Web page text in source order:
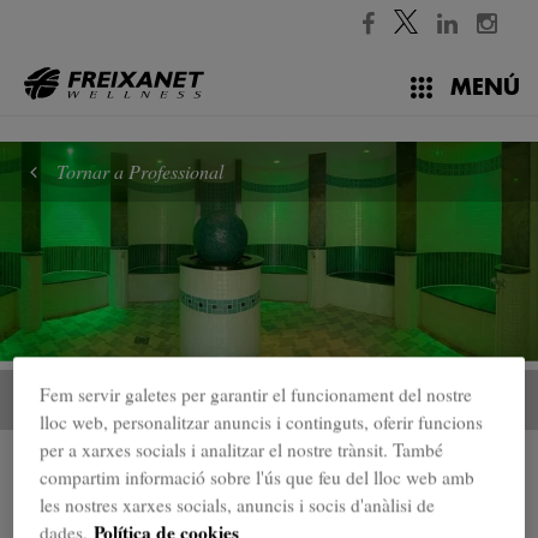
MENÚ
Tornar a Professional
Professional
Cabines d'aromes
Fem servir galetes per garantir el funcionament del nostre
lloc web, personalitzar anuncis i continguts, oferir funcions
per a xarxes socials i analitzar el nostre trànsit. També
compartim informació sobre l'ús que feu del lloc web amb
les nostres xarxes socials, anuncis i socis d'anàlisi de
dades. Política de cookies